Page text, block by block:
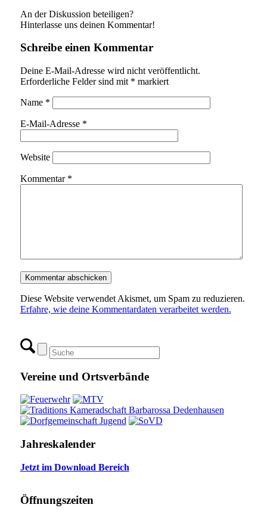
An der Diskussion beteiligen?
Hinterlasse uns deinen Kommentar!
Schreibe einen Kommentar
Deine E-Mail-Adresse wird nicht veröffentlicht.
Erforderliche Felder sind mit * markiert
Name *
E-Mail-Adresse *
Website
Kommentar *
Diese Website verwendet Akismet, um Spam zu reduzieren.
Erfahre, wie deine Kommentardaten verarbeitet werden.
Vereine und Ortsverbände
Jahreskalender
Jetzt im Download Bereich
Öffnungszeiten